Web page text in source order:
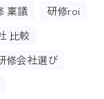
稟議
研修roi
比較
修会社選び